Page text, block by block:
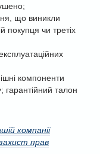
що виникли
покупця чи третіх
компоненти
гарантійний талон
компанії
прав